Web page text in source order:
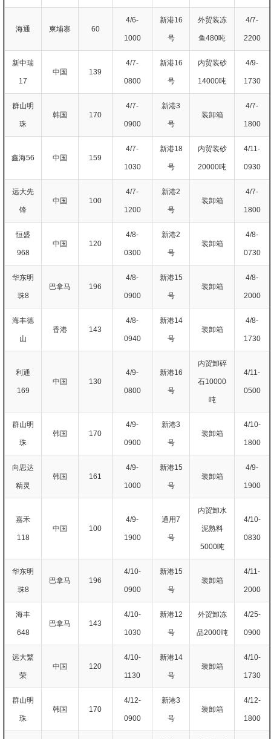
海通 柬埔寨 60
4/6-
1000
新港16
号
外贸装冻
鱼480吨
4/7-
2200
新中瑞
17
中国 139
4/7-
0800
新港16
号
内贸装砂
14000吨
4/9-
1730
群山明
珠
韩国 170
4/7-
0900
新港3
号
装卸箱
4/7-
1800
鑫海56 中国 159
4/7-
1030
新港18
号
内贸装砂
20000吨
4/11-
0930
远大先
锋
中国 100
4/7-
1200
新港2
号
装卸箱
4/7-
1800
恒盛
968
中国 120
4/8-
0300
新港2
号
装卸箱
4/8-
0730
华东明
珠8
巴拿马 196
4/8-
0900
新港15
号
装卸箱
4/8-
2000
海丰德
山
香港 143
4/8-
0940
新港14
号
装卸箱
4/8-
1730
利通
169
中国 130
4/9-
0800
新港16
号
内贸卸碎
石10000
吨
4/11-
0500
群山明
珠
韩国 170
4/9-
0900
新港3
号
装卸箱
4/10-
1800
向思达
精灵
韩国 161
4/9-
1000
新港15
号
装卸箱
4/9-
1900
嘉禾
118
中国 100
4/9-
1900
通用7
号
内贸卸水
泥熟料
5000吨
4/10-
0830
华东明
珠8
巴拿马 196
4/10-
0900
新港15
号
装卸箱
4/11-
2000
海丰
648
巴拿马 143
4/10-
1030
新港12
号
外贸卸冻
品2000吨
4/25-
0900
远大繁
荣
中国 120
4/10-
1130
新港14
号
装卸箱
4/10-
1730
群山明
珠
韩国 170
4/12-
0900
新港3
号
装卸箱
4/12-
1800